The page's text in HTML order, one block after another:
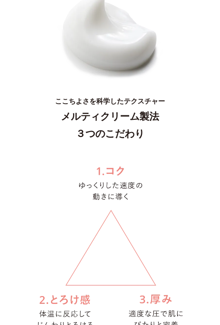
ここちよさを科学したテクスチャー
メルティクリーム製法
３つのこだわり